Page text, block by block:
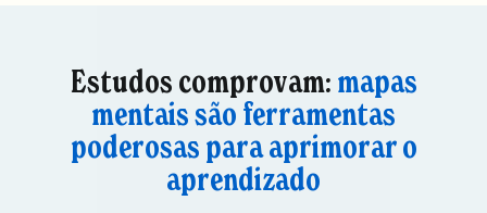
Estudos comprovam: mapas
mentais são ferramentas
poderosas para aprimorar o
aprendizado